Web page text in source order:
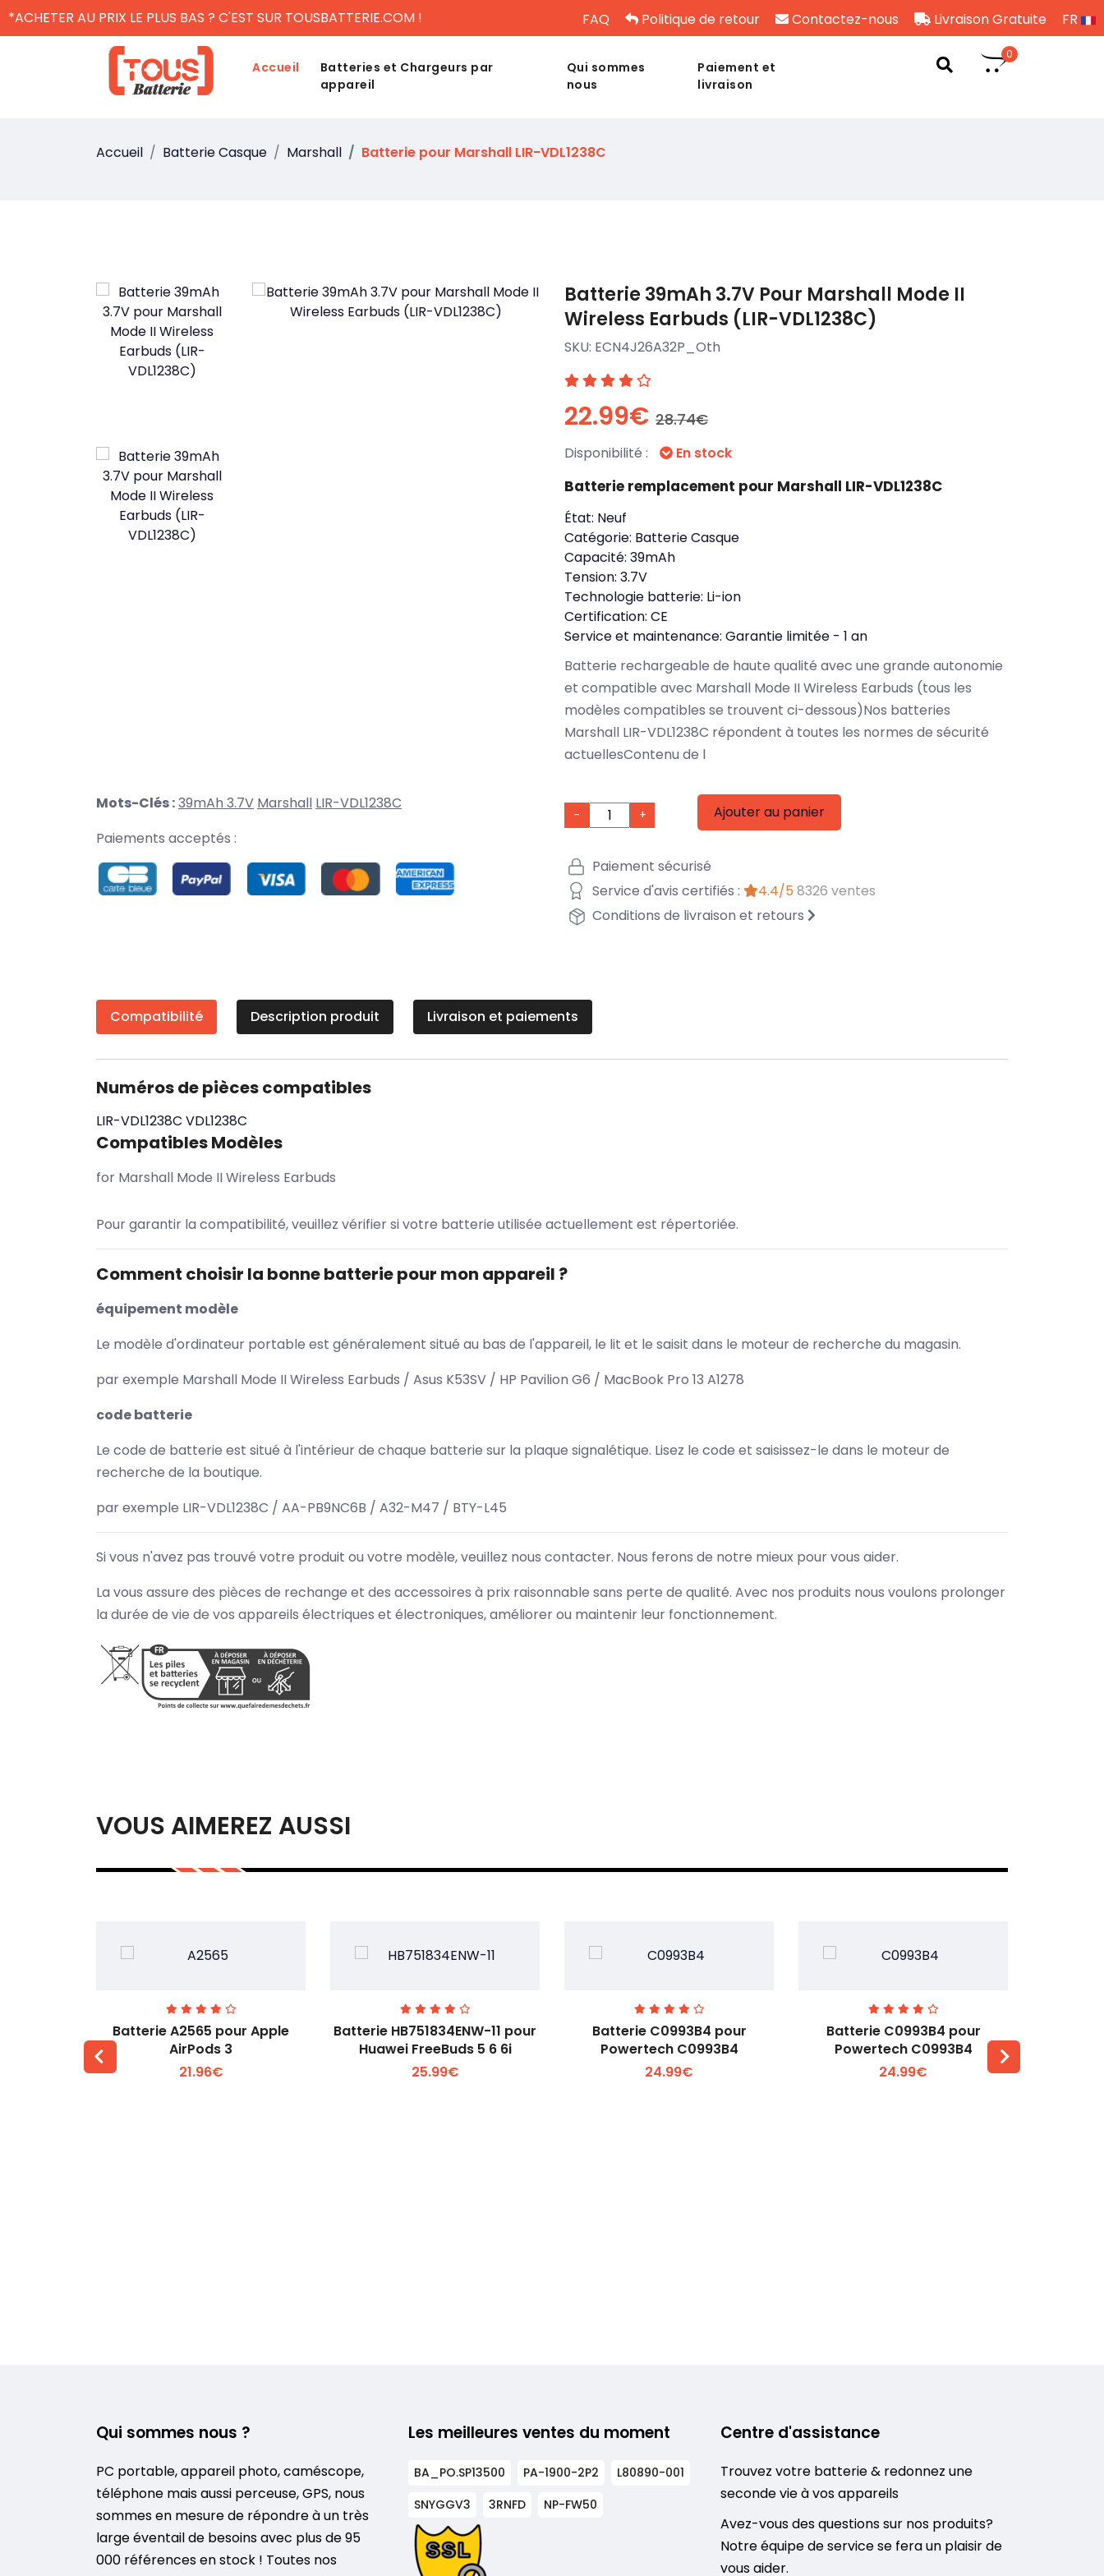
*ACHETER AU PRIX LE PLUS BAS ? C'EST SUR TOUSBATTERIE.COM ! FAQ Politique de retour Contactez-nous Livraison Gratuite FR
Accueil
Batteries et Chargeurs par
appareil
Qui sommes
nous
Paiement et
livraison
0
Accueil Batterie Casque Marshall Batterie pour Marshall LIR-VDL1238C
Mots-Clés :39mAh 3.7V Marshall LIR-VDL1238C
Paiements acceptés :
Batterie 39mAh 3.7V Pour Marshall Mode II
Wireless Earbuds (LIR-VDL1238C)
SKU: ECN4J26A32P_Oth
22.99€ 28.74€
Disponibilité : En stock
Batterie remplacement pour Marshall LIR-VDL1238C
État: Neuf
Catégorie: Batterie Casque
Capacité: 39mAh
Tension: 3.7V
Technologie batterie: Li-ion
Certification: CE
Service et maintenance: Garantie limitée - 1 an
Batterie rechargeable de haute qualité avec une grande autonomie
et compatible avec Marshall Mode II Wireless Earbuds (tous les
modèles compatibles se trouvent ci-dessous)Nos batteries
Marshall LIR-VDL1238C répondent à toutes les normes de sécurité
actuellesContenu de l
- + Ajouter au panier
Paiement sécurisé
Service d'avis certifiés :
4.4/5 8326 ventes
Conditions de livraison et retours
Compatibilité Description produit Livraison et paiements
Numéros de pièces compatibles
LIR-VDL1238C VDL1238C
Compatibles Modèles
for Marshall Mode II Wireless Earbuds
Pour garantir la compatibilité, veuillez vérifier si votre batterie utilisée actuellement est répertoriée.
Comment choisir la bonne batterie pour mon appareil ?
équipement modèle
Le modèle d'ordinateur portable est généralement situé au bas de l'appareil, le lit et le saisit dans le moteur de recherche du magasin.
par exemple Marshall Mode II Wireless Earbuds / Asus K53SV / HP Pavilion G6 / MacBook Pro 13 A1278
code batterie
Le code de batterie est situé à l'intérieur de chaque batterie sur la plaque signalétique. Lisez le code et saisissez-le dans le moteur de
recherche de la boutique.
par exemple LIR-VDL1238C / AA-PB9NC6B / A32-M47 / BTY-L45
Si vous n'avez pas trouvé votre produit ou votre modèle, veuillez nous contacter. Nous ferons de notre mieux pour vous aider.
La vous assure des pièces de rechange et des accessoires à prix raisonnable sans perte de qualité. Avec nos produits nous voulons prolonger
la durée de vie de vos appareils électriques et électroniques, améliorer ou maintenir leur fonctionnement.
VOUS AIMEREZ AUSSI
Voir plus +
Batterie A2565 pour Apple
AirPods 3
21.96€
Voir plus +
Batterie HB751834ENW-11 pour
Huawei FreeBuds 5 6 6i
25.99€
Voir plus +
Batterie C0993B4 pour
Powertech C0993B4
24.99€
Voir plus +
Batterie C0993B4 pour
Powertech C0993B4
24.99€
Qui sommes nous ?
PC portable, appareil photo, caméscope,
téléphone mais aussi perceuse, GPS, nous
sommes en mesure de répondre à un très
large éventail de besoins avec plus de 95
000 références en stock ! Toutes nos
Les meilleures ventes du moment
BA_PO.SP13500 PA-1900-2P2
L80890-001
SNYGGV3
3RNFD NP-FW50
Centre d'assistance
Trouvez votre batterie & redonnez une
seconde vie à vos appareils
Avez-vous des questions sur nos produits?
Notre équipe de service se fera un plaisir de
vous aider.